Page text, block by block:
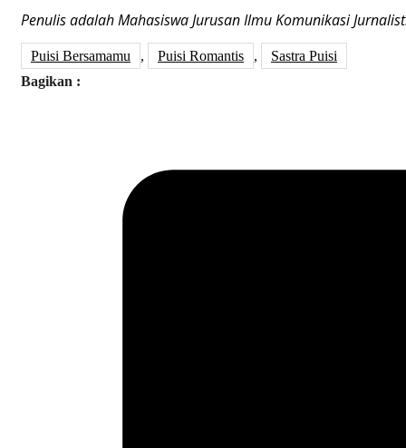
Penulis adalah Mahasiswa Jurusan Ilmu Komunikasi
Puisi Bersamamu , Puisi Romantis ,
Sastra Puisi
Bagikan :